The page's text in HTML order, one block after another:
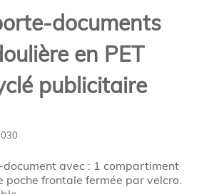
documents
en PET
publicitaire
document avec : 1 compartiment
poche frontale fermée par velcro.